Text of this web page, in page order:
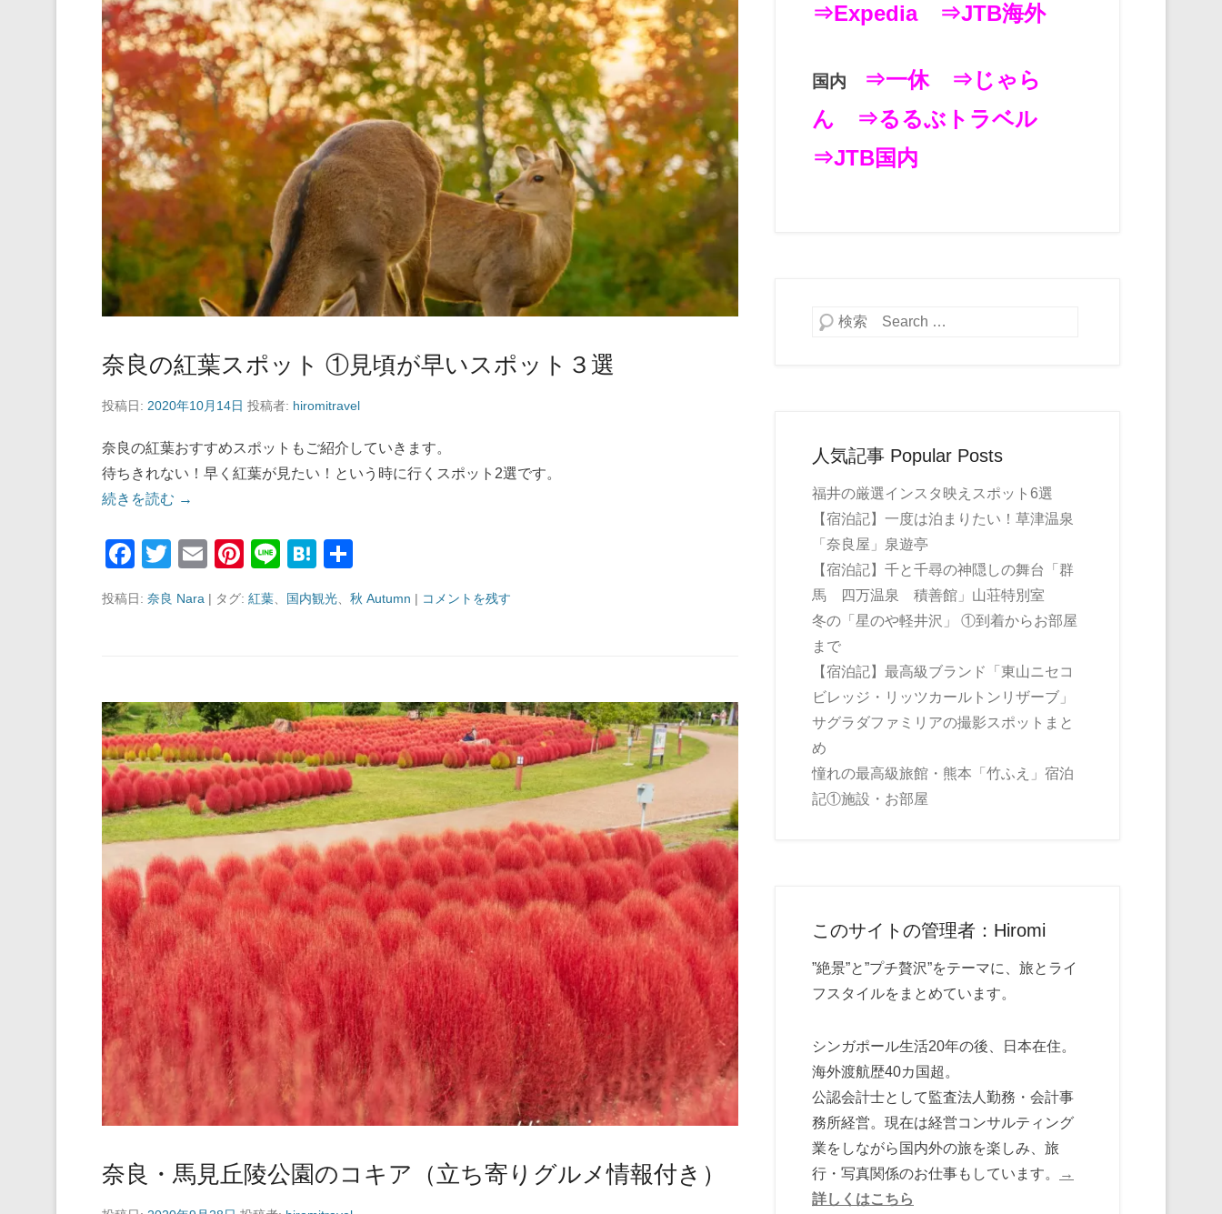
奈良の紅葉スポット ①見頃が早いスポット３選
投稿日: 2020年10月14日 投稿者: hiromitravel
奈良の紅葉おすすめスポットもご紹介していきます。
待ちきれない！早く紅葉が見たい！という時に行くスポット2選です。
続きを読む →
F
c
o
o
k
T
tt
E
ail
Pi
er
Li
e
H
e
投稿日: 奈良 Nara | タグ: 紅葉 国内観光 秋 Autumn | コメントを残す
奈良・馬見丘陵公園のコキア（立ち寄りグルメ情報付き）
⇒Expedia
⇒JTB海外
国内 ⇒一休
⇒じゃら
ん
⇒るるぶトラベル
⇒JTB国内
検索
人気記事 Popular Posts
福井の厳選インスタ映えスポット6選
【宿泊記】一度は泊まりたい！草津温泉
「奈良屋」泉遊亭
【宿泊記】千と千尋の神隠しの舞台「群
馬 四万温泉 積善館」山荘特別室
冬の「星のや軽井沢」 ①到着からお部屋
まで
【宿泊記】最高級ブランド「東山ニセコ
ビレッジ・リッツカールトンリザーブ」
サグラダファミリアの撮影スポットまと
め
憧れの最高級旅館・熊本「竹ふえ」宿泊
記①施設・お部屋
このサイトの管理者：Hiromi
”絶景”と”プチ贅沢”をテーマに、旅とライ
フスタイルをまとめています。
シンガポール生活20年の後、日本在住。
海外渡航歴40カ国超。
公認会計士として監査法人勤務・会計事
務所経営。現在は経営コンサルティング
業をしながら国内外の旅を楽しみ、旅
行・写真関係のお仕事もしています。
→
詳しくはこちら